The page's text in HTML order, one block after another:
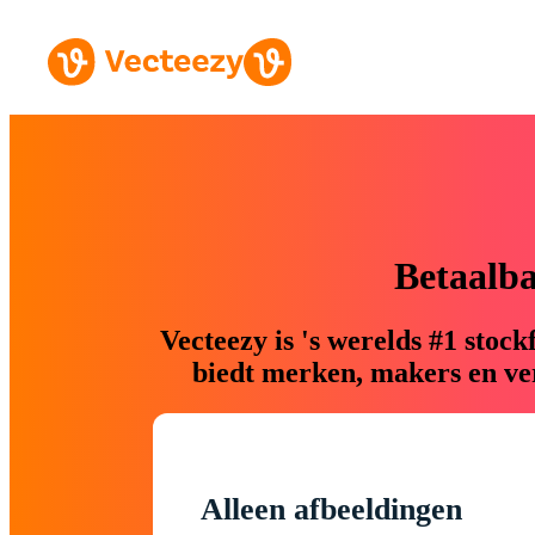
Vecteezy is 's werelds #1
biedt merken, makers en
Alleen afbeeldingen